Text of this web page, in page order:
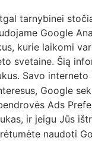
tarnybinei
Google
kurie laikomi
svetaine. Šią
Savo interneto
Google
Ads
ir jeigu Jūs
naudoti